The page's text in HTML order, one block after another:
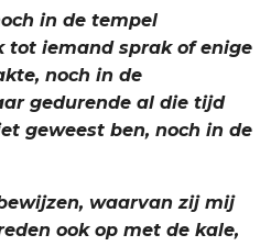
in de tempel
iemand sprak of enige
noch in de
gedurende al die tijd
geweest ben, noch in de
waarvan zij mij
ook op met de kale,